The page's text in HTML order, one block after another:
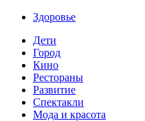
Здоровье
Дети
Город
Кино
Рестораны
Развитие
Спектакли
Мода и красота